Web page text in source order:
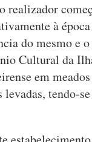
realizador
à
do mesmo e
Cultural da
em
levadas, tendo-